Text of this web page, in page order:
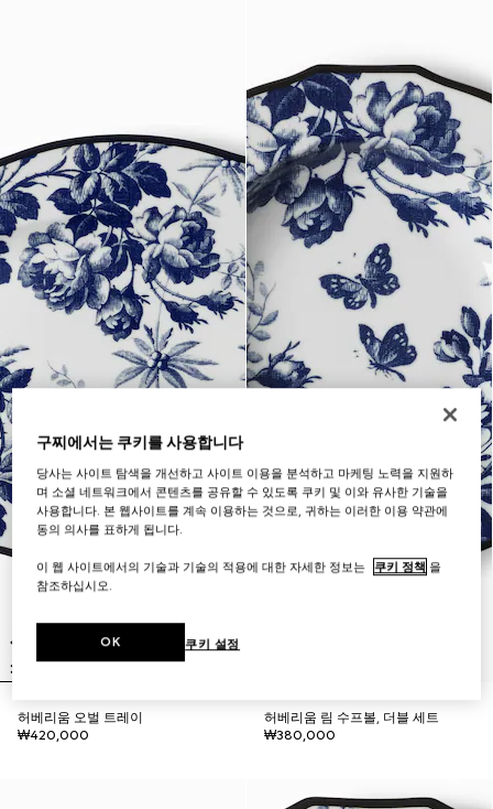
허베리움 오벌 트레이
₩420,000
허베리움 림 수프볼, 더블 세트
₩380,000
구찌에서는 쿠키를 사용합니다
당사는 사이트 탐색을 개선하고 사이트 이용을 분석하고 마케팅 노력을 지원하
며 소셜 네트워크에서 콘텐츠를 공유할 수 있도록 쿠키 및 이와 유사한 기술을
사용합니다. 본 웹사이트를 계속 이용하는 것으로, 귀하는 이러한 이용 약관에
동의 의사를 표하게 됩니다.
이 웹 사이트에서의 기술과 기술의 적용에 대한 자세한 정보는 쿠키 정책 을
참조하십시오.
쿠키 설정
OK